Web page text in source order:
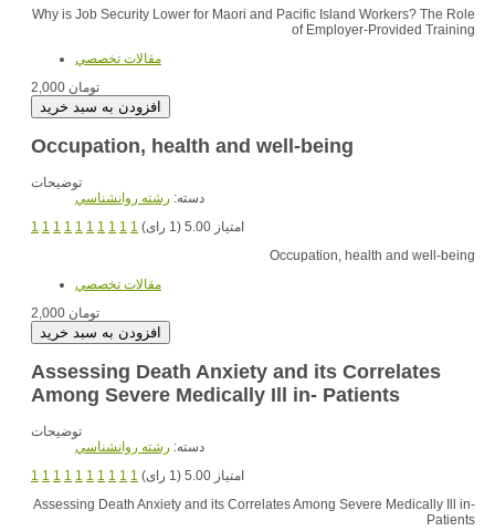
Why is Job Security Lower for Maori and Pacific Island Workers? The Role
of Employer-Provided Training
مقالات تخصصي
2,000 تومان
Occupation, health and well-being
توضیحات
دسته: رشته روانشناسي
1 1 1 1 1 1 1 1 1 1
امتیاز 5.00 (1 رای)
Occupation, health and well-being
مقالات تخصصي
2,000 تومان
Assessing Death Anxiety and its Correlates
Among Severe Medically Ill in- Patients
توضیحات
دسته: رشته روانشناسي
1 1 1 1 1 1 1 1 1 1
امتیاز 5.00 (1 رای)
Assessing Death Anxiety and its Correlates Among Severe Medically Ill in-
Patients